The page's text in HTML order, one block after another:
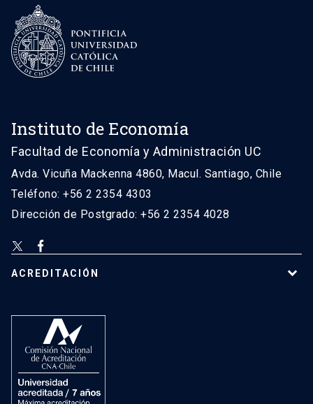
Instituto de Economía
Facultad de Economía y Administración UC
Avda. Vicuña Mackenna 4860, Macul. Santiago, Chile
Teléfono: +56 2 2354 4303
Dirección de Postgrado: +56 2 2354 4028
ACREDITACIÓN